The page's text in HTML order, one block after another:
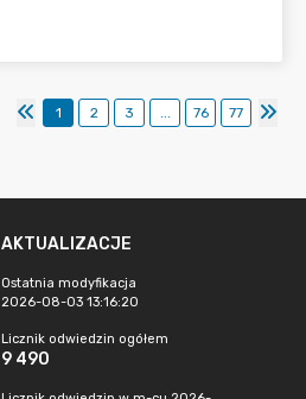
1 2 3 ... 76 77
AKTUALIZACJE
Ostatnia modyfikacja
2026-08-03 13:16:20
Licznik odwiedzin ogółem
9 490